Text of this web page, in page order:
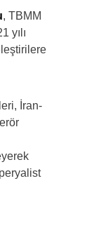
, TBMM
yılı
İran-